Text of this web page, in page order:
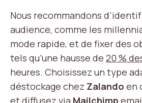
Nous recommandons
audience, comme les
mode rapide, et de fixer des
tels qu’une hausse de 20 %
heures. Choisissez un type
déstockage chez Zalando en
et diffusez via Mailchimp